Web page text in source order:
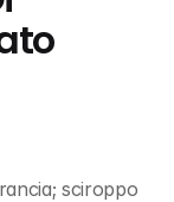
sciroppo